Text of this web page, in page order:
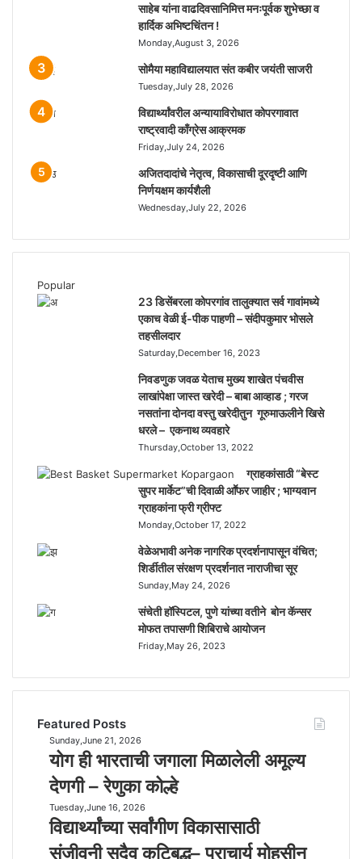
साहेब यांना वाढदिवसानिमित्त मनःपूर्वक शुभेच्छा व
हार्दिक अभिष्टचिंतन !
Monday,August 3, 2026
सोमैया महाविद्यालयात संत कबीर जयंती साजरी
Tuesday,July 28, 2026
विद्यार्थ्यांवरील अन्यायाविरोधात कोपरगावात
राष्ट्रवादी काँग्रेस आक्रमक
Friday,July 24, 2026
अजितदादांचे नेतृत्व, विकासाची दूरदृष्टी आणि
निर्णयक्षम कार्यशैली
Wednesday,July 22, 2026
Popular
23 डिसेंबरला कोपरगांव तालुक्‍यात सर्व गावांमध्ये
एकाच वेळी ई-पीक पाहणी – संदीपकुमार भोसले
तहसीलदार
Saturday,December 16, 2023
निवडणुक जवळ येताच मुख्य शाखेत पंचवीस
लाखांपेक्षा जास्त खरेदी – बाबा आव्हाड ; गरज
नसतांना दोनदा वस्तु खरेदीतुन गूरुमाऊलीने खिसे
धरले – एकनाथ व्यवहारे
Thursday,October 13, 2022
ग्राहकांसाठी “बेस्ट
सुपर मार्केट”ची दिवाळी आॕफर जाहीर ; भाग्यवान
ग्राहकांना फ्री ग्रीफ्ट
Monday,October 17, 2022
वेळेअभावी अनेक नागरिक प्रदर्शनापासून वंचित;
शिर्डीतील संरक्षण प्रदर्शनात नाराजीचा सूर
Sunday,May 24, 2026
संचेती हॉस्पिटल, पुणे यांच्या वतीने बोन कॅन्सर
मोफत तपासणी शिबिराचे आयोजन
Friday,May 26, 2023
Featured Posts
यो
ग
ही
भा
र
ता
Sunday,June 21, 2026
योग ही भारताची जगाला मिळालेली अमूल्य
देणगी – रेणुका कोल्हे
वि
द्या
र्थ्यां
Tuesday,June 16, 2026
विद्यार्थ्यांच्या सर्वांगीण विकासासाठी
संजीवनी सदैव कटिबद्ध– प्राचार्य मोहसीन